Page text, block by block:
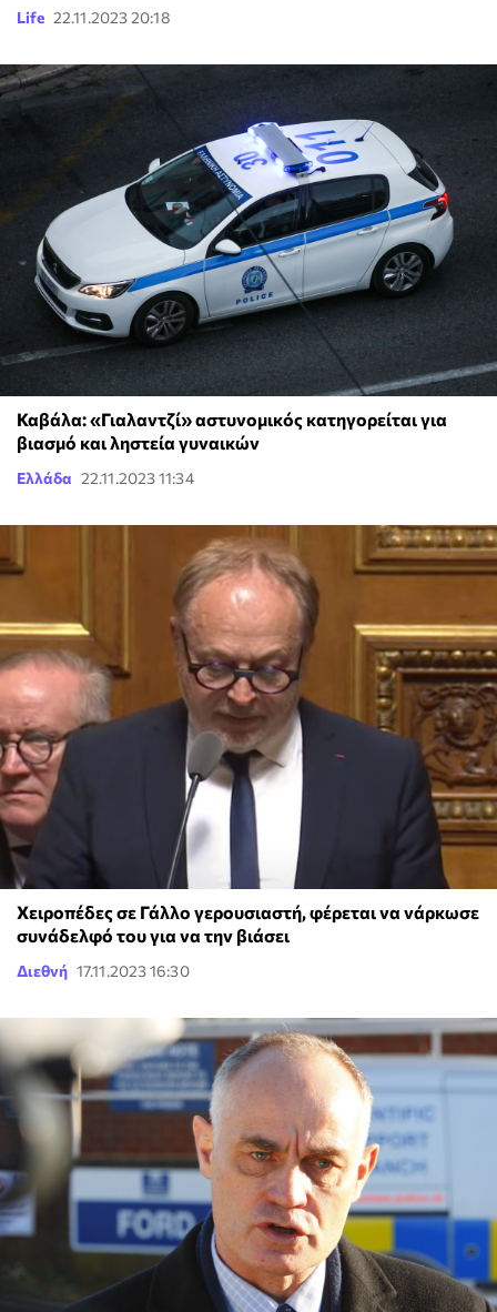
Life 22.11.2023 20:18
Καβάλα: «Γιαλαντζί» αστυνομικός κατηγορείται για
βιασμό και ληστεία γυναικών
Ελλάδα 22.11.2023 11:34
Χειροπέδες σε Γάλλο γερουσιαστή, φέρεται να νάρκωσε
συνάδελφό του για να την βιάσει
Διεθνή 17.11.2023 16:30